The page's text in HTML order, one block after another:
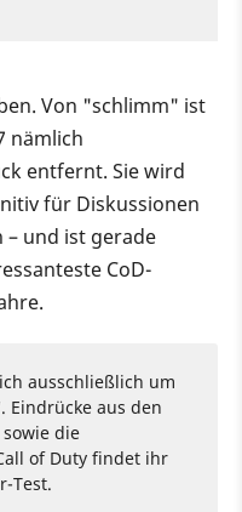
Von "schlimm" ist
nämlich
entfernt. Sie wird
für Diskussionen
– und ist gerade
CoD-
ausschließlich um
Eindrücke aus den
die
of Duty findet ihr
Test.